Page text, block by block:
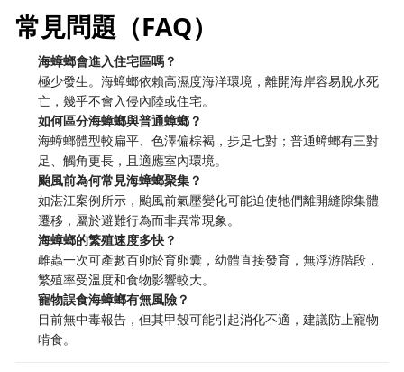
常見問題（FAQ）
海蟑螂會進入住宅區嗎？
極少發生。海蟑螂依賴高濕度海洋環境，離開海岸容易脫水死
亡，幾乎不會入侵內陸或住宅。
如何區分海蟑螂與普通蟑螂？
海蟑螂體型較扁平、色澤偏棕褐，步足七對；普通蟑螂有三對
足、觸角更長，且適應室內環境。
颱風前為何常見海蟑螂聚集？
如湛江案例所示，颱風前氣壓變化可能迫使牠們離開縫隙集體
遷移，屬於避難行為而非異常現象。
海蟑螂的繁殖速度多快？
雌蟲一次可產數百卵於育卵囊，幼體直接發育，無浮游階段，
繁殖率受溫度和食物影響較大。
寵物誤食海蟑螂有無風險？
目前無中毒報告，但其甲殼可能引起消化不適，建議防止寵物
啃食。